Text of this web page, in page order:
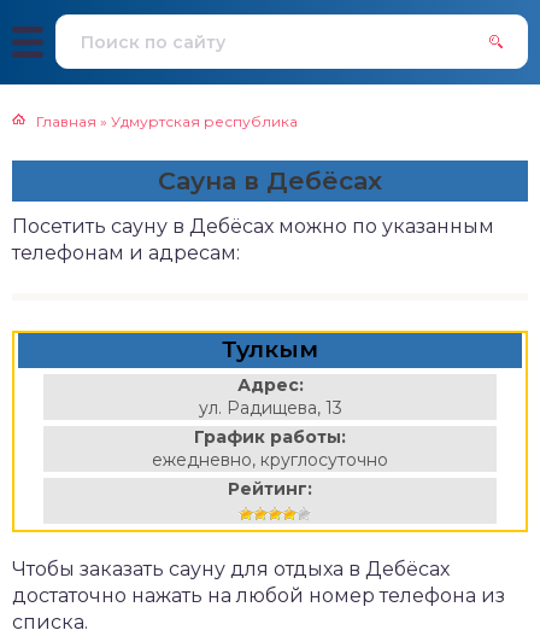
Главная » Удмуртская республика
Сауна в Дебёсах
Посетить сауну в Дебёсах можно по указанным
телефонам и адресам:
Тулкым
Адрес:
ул. Радищева, 13
График работы:
ежедневно, круглосуточно
Рейтинг:
Чтобы заказать сауну для отдыха в Дебёсах
достаточно нажать на любой номер телефона из
списка.